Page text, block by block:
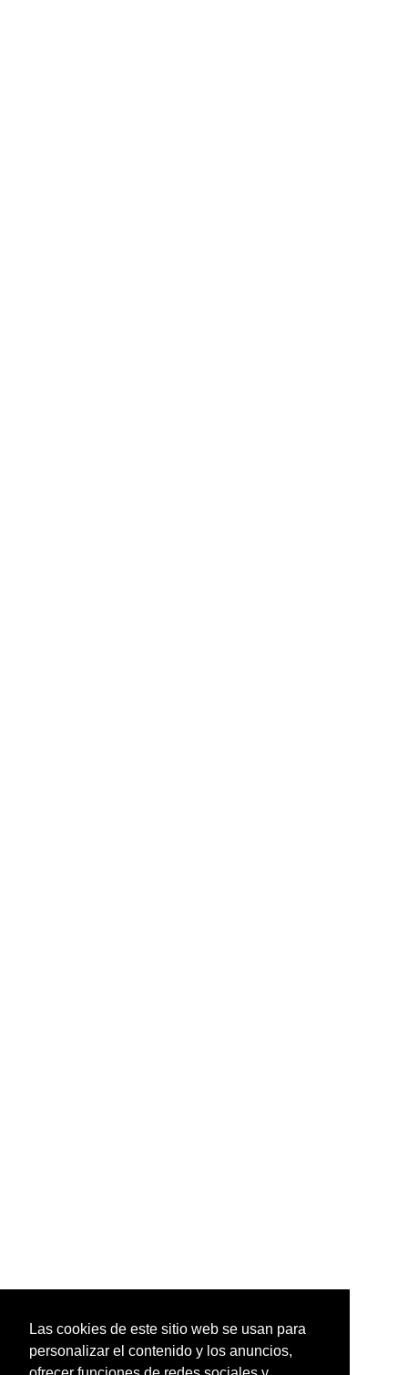
Las cookies de este sitio web se usan para
personalizar el contenido y los anuncios,